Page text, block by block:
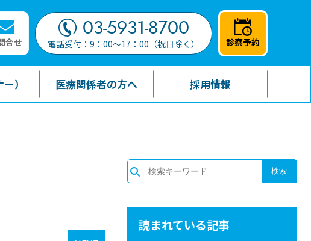
03-5931-8700
電話受付：9：00～17：00（祝日除く） 診察予約
合せ
） 医療関係者の方へ 採用情報
読まれている記事